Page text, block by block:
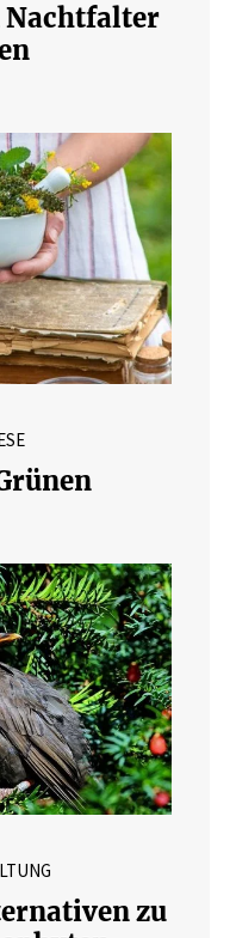
Nachtfalter
zu